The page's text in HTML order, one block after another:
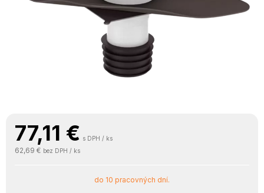
77,11 € s DPH / ks
62,69 € bez DPH / ks
do 10 pracovných dní.